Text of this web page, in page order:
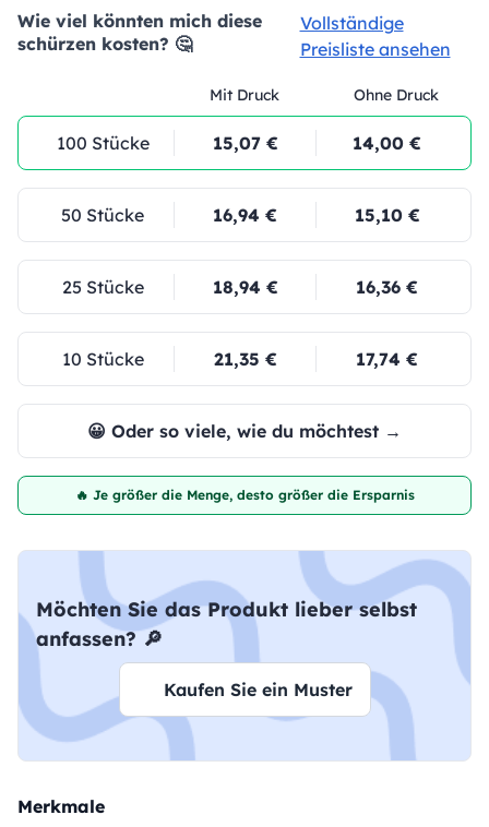
Wie viel könnten mich diese
schürzen kosten? 🤔
Vollständige
Preisliste ansehen
Mit Druck Ohne Druck
100 Stücke 15,07 € 14,00 €
50 Stücke 16,94 € 15,10 €
25 Stücke 18,94 € 16,36 €
10 Stücke 21,35 € 17,74 €
😀 Oder so viele, wie du möchtest →
🔥 Je größer die Menge, desto größer die Ersparnis
Möchten Sie das Produkt lieber selbst
anfassen? 🔎
Kaufen Sie ein Muster
Merkmale